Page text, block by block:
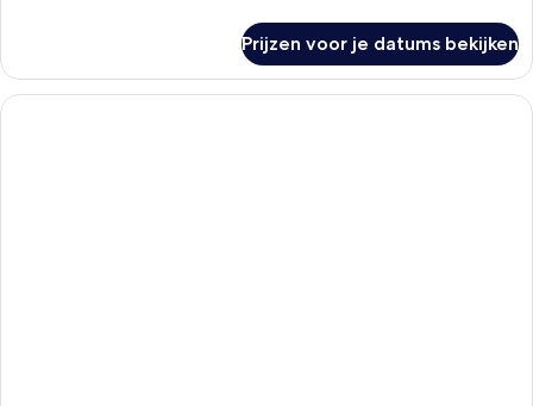
Double
Room
Prijzen voor je datums bekijken